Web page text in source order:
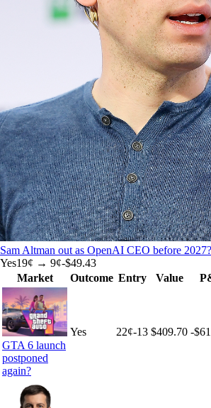
Sam Altman out as OpenAI CEO before 2027?
Yes19¢ → 9¢-$49.43
Market
Outcome Entry Value
GTA 6 launch
postponed
again?
Yes 22¢-13 $409.70 -